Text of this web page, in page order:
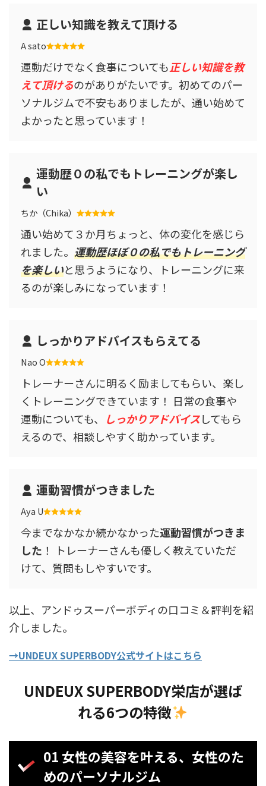
正しい知識を教えて頂ける
A sato
運動だけでなく食事についても正しい知識を教
えて頂けるのがありがたいです。初めてのパー
ソナルジムで不安もありましたが、通い始めて
よかったと思っています！
運動歴０の私でもトレーニングが楽し
い
ちか（Chika）
通い始めて３か月ちょっと、体の変化を感じら
れました。 運動歴ほぼ０の私でもトレーニング
を楽しいと思うようになり、トレーニングに来
るのが楽しみになっています！
しっかりアドバイスもらえてる
Nao O
トレーナーさんに明るく励ましてもらい、楽し
くトレーニングできています！ 日常の食事や
運動についても、
しっかりアドバイスしてもら
えるので、相談しやすく助かっています。
運動習慣がつきました
Aya U
今までなかなか続かなかった運動習慣がつきま
した ！ トレーナーさんも優しく教えていただ
けて、質問もしやすいです。
以上、アンドゥスーパーボディの口コミ＆評判を紹
介しました。
→UNDEUX SUPERBODY公式サイトはこちら
UNDEUX SUPERBODY栄店が選ば
れる6つの特徴
01 女性の美容を叶える、女性のた
めのパーソナルジム